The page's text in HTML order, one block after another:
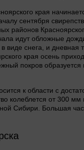
края
сентября
районов
идут обложные
виде снега, и дневная
края осень
покров образуется
к области с
колеблется от 300
Сибири. Большая